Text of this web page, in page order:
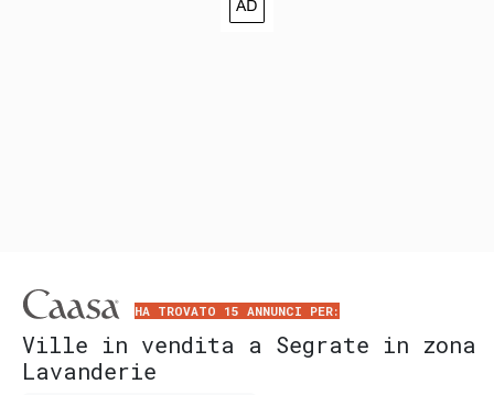
HA TROVATO 15 ANNUNCI PER:
Ville in vendita a Segrate in zona
Lavanderie